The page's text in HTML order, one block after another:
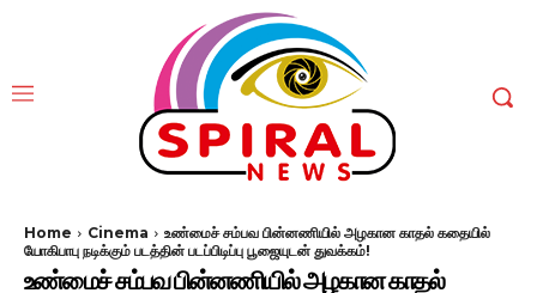
Home Cinema
உண்மைச் சம்பவ பின்னணியில் அழகான காதல் கதையில்
யோகிபாபு நடிக்கும் படத்தின் படப்பிடிப்பு பூஜையுடன் துவக்கம்!
உண்மைச் சம்பவ பின்னணியில் அழகான காதல்